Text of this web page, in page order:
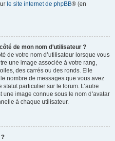
le site internet de phpBB® (en
de mon nom d’utilisateur ?
de votre nom d’utilisateur lorsque vous
une image associée à votre rang,
des carrés ou des ronds. Elle
nombre de messages que vous avez
particulier sur le forum. L’autre
image connue sous le nom d’avatar
à chaque utilisateur.